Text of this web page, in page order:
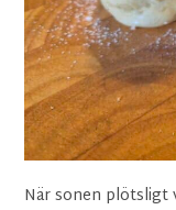
När sonen plötsligt